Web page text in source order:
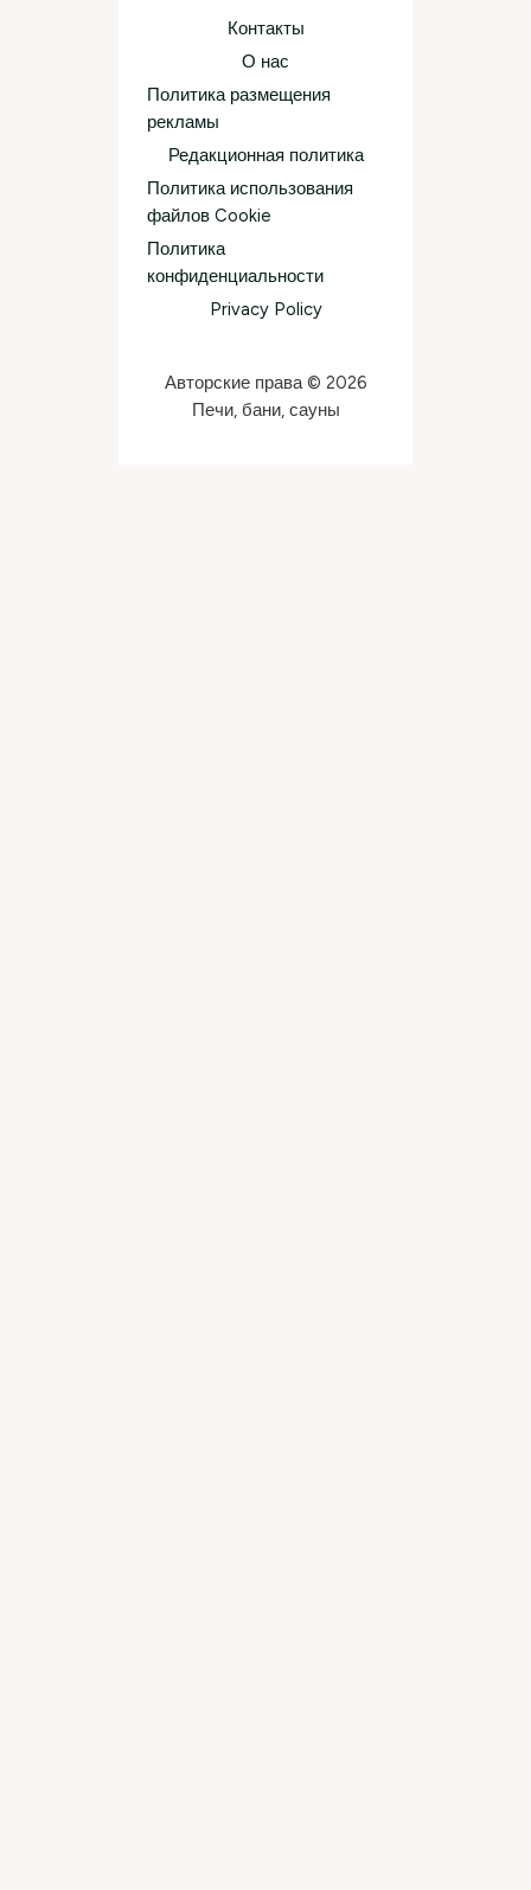
Контакты
О нас
Политика размещения
рекламы
Редакционная политика
Политика использования
файлов Cookie
Политика
конфиденциальности
Privacy Policy
Авторские права © 2026
Печи, бани, сауны